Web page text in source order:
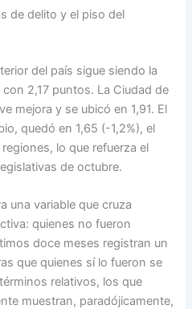
de delito y el piso del
del país sigue siendo la
2,17 puntos. La Ciudad de
mejora y se ubicó en 1,91. El
quedó en 1,65 (-1,2%), el
lo que refuerza el
de octubre.
una variable que cruza
quienes no fueron
doce meses registran un
que quienes sí lo fueron se
relativos, los que
muestran, paradójicamente,